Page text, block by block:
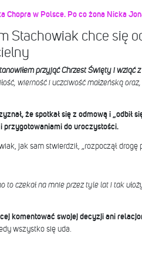
Chopra w Polsce. Po co żona Nicka
Stachowiak chce się
przyjąć Chrzest Święty i wziąć
wierność i uczciwość małżeńską
że spotkał się z odmową i „odbił
przygotowaniami do uroczystości.
jak sam stwierdził, „rozpoczął drogę
czekał na mnie przez tyle lat i tak
komentować swojej decyzji ani
wszystko się uda.